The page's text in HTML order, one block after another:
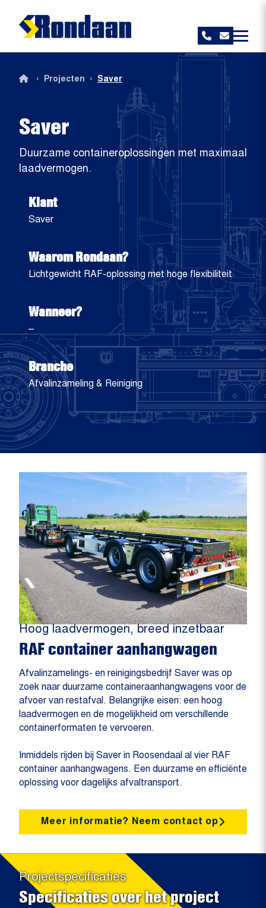
Saver
Duurzame containeroplossingen met maximaal
laadvermogen.
› Projecten › Saver
Klant
Saver
Waarom Rondaan?
Lichtgewicht RAF-oplossing met hoge flexibiliteit
Wanneer?
–
Branche
Afvalinzameling & Reiniging
Hoog laadvermogen, breed inzetbaar
RAF container aanhangwagen
Afvalinzamelings- en reinigingsbedrijf Saver was op
zoek naar duurzame containeraanhangwagens voor de
afvoer van restafval. Belangrijke eisen: een hoog
laadvermogen en de mogelijkheid om verschillende
containerformaten te vervoeren.
Inmiddels rijden bij Saver in Roosendaal al vier RAF
container aanhangwagens. Een duurzame en efficiënte
oplossing voor dagelijks afvaltransport.
Meer informatie? Neem contact op
Projectspecificaties
Specificaties over het project